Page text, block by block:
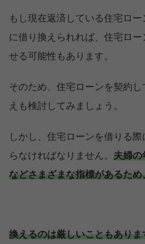
もし現在返済している住宅ロ
に借り換えられれば、住宅ロ
せる可能性もあります。
そのため、住宅ローンを契約
えも検討してみましょう。
しかし、住宅ローンを借りる
らなければなりません。 夫婦の
などさまざまな指標があるた
換えるのは厳しいこともありま